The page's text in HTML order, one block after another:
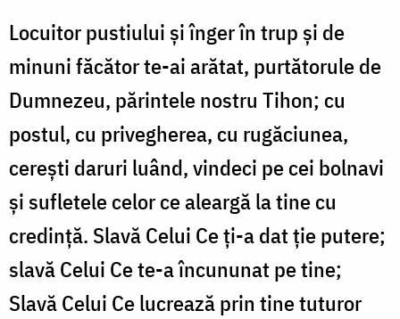
Locuitor pustiului şi înger în trup şi de
minuni făcător te-ai arătat, purtătorule de
Dumnezeu, părintele nostru Tihon; cu
postul, cu privegherea, cu rugăciunea,
cereşti daruri luând, vindeci pe cei bolnavi
şi sufletele celor ce aleargă la tine cu
credinţă. Slavă Celui Ce ţi-a dat ţie putere;
slavă Celui Ce te-a încununat pe tine;
Slavă Celui Ce lucrează prin tine tuturor